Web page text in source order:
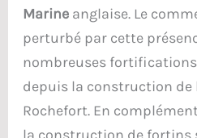
Marineanglaise. Le
perturbé par cette
nombreuses
depuis la construction de
Rochefort. En